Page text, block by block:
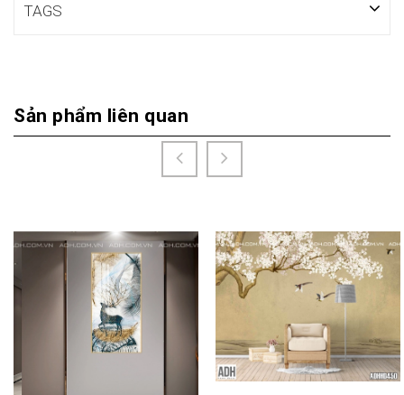
TAGS
Sản phẩm liên quan